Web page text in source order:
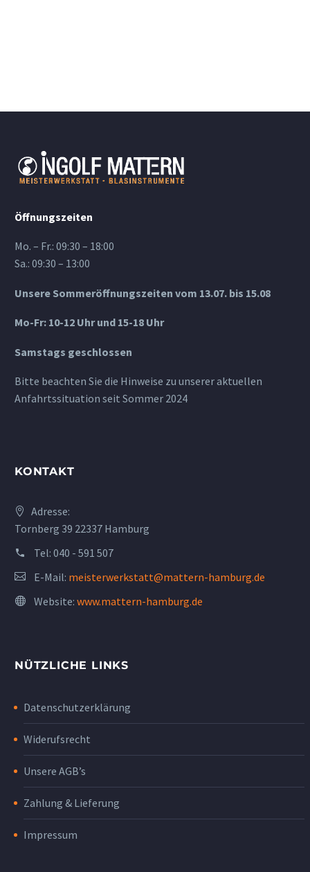
Öffnungszeiten
Mo. – Fr.: 09:30 – 18:00
Sa.: 09:30 – 13:00
Unsere Sommeröffnungszeiten vom 13.07. bis 15.08
Mo-Fr: 10-12 Uhr und 15-18 Uhr
Samstags geschlossen
Bitte beachten Sie die Hinweise zu unserer aktuellen
Anfahrtssituation seit Sommer 2024
KONTAKT
Adresse:
Tornberg 39 22337 Hamburg
Tel: 040 - 591 507
E-Mail: meisterwerkstatt@mattern-hamburg.de
Website: www.mattern-hamburg.de
NÜTZLICHE LINKS
Datenschutzerklärung
Widerufsrecht
Unsere AGB’s
Zahlung & Lieferung
Impressum